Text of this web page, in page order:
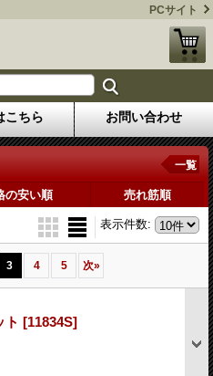
PCサイト
こちら お問い合わせ
一覧
の安い順 売れ筋順
表示件数:
3 4 5 次»
[11834S]